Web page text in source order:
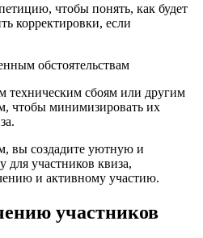
чтобы понять, как будет
корректировки, если
обстоятельствам
техническим сбоям или другим
чтобы минимизировать их
вы создадите уютную и
участников квиза,
и активному участию.
участников